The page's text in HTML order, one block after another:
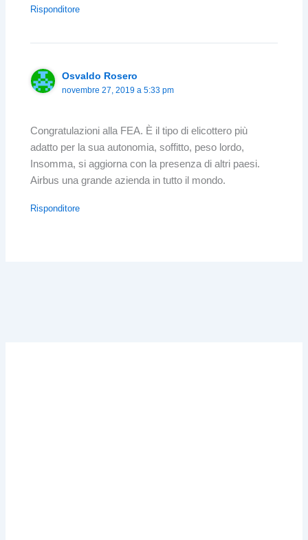
Risponditore
Osvaldo Rosero
novembre 27, 2019 a 5:33 pm
Congratulazioni alla FEA. È il tipo di elicottero più
adatto per la sua autonomia, soffitto, peso lordo,
Insomma, si aggiorna con la presenza di altri paesi.
Airbus una grande azienda in tutto il mondo.
Risponditore